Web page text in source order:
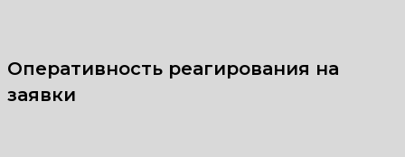
Оперативность реагирования на
заявки